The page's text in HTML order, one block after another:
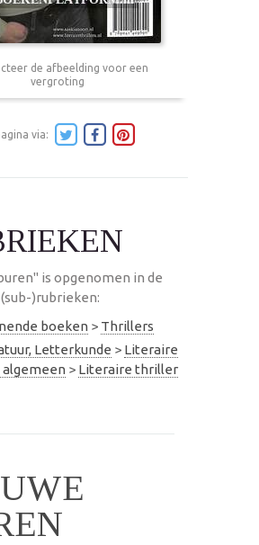
de afbeelding voor een
vergroting
via:
is opgenomen in de
)rubrieken:
boeken > Thrillers
Letterkunde > Literaire
> Literaire thriller